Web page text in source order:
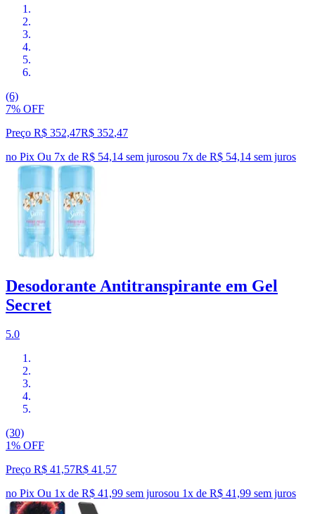
(6)
7% OFF
Preço R$ 352,47R$ 352,47
no Pix Ou 7x de R$ 54,14 sem jurosou 7x de R$ 54,14 sem juros
Desodorante Antitranspirante em Gel
Secret
5.0
(30)
1% OFF
Preço R$ 41,57R$ 41,57
no Pix Ou 1x de R$ 41,99 sem jurosou 1x de R$ 41,99 sem juros